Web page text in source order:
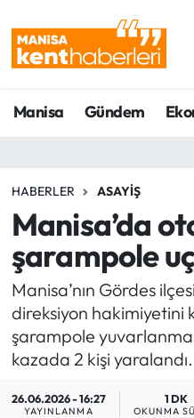
Manisa Gündem
HABERLER ASAYIŞ
Manisa’da
şarampole
Manisa’nın Gördes
direksiyon
şarampole
kazada 2 kişi yaralandı.
26.06.2026 - 16:27
YAYINLANMA
1 DK
OKUNMA
Ahmetli Hava Durumu
Ahmetli Trafik
Tüm Manşetler
Son Dakika Haberleri
Haber Arşivi